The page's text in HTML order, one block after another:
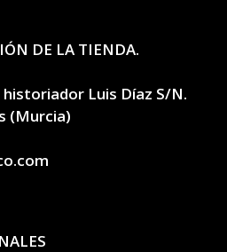
DE LA TIENDA.
Luis Díaz S/N.
(Murcia)